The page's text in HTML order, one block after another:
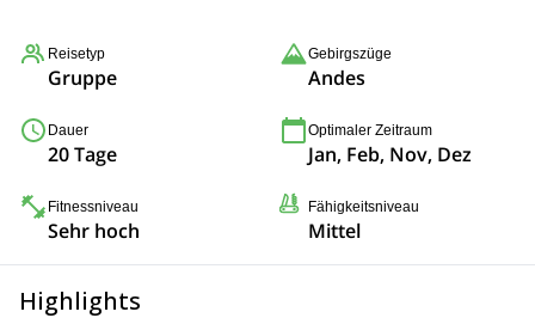
Reisetyp
Gruppe
Gebirgszüge
Andes
Dauer
20 Tage
Optimaler Zeitraum
Jan, Feb, Nov, Dez
Fitnessniveau
Sehr hoch
Fähigkeitsniveau
Mittel
Highlights